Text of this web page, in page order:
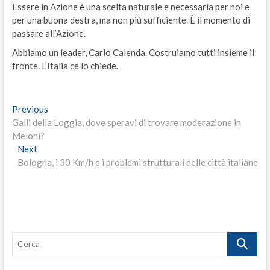
Essere in Azione è una scelta naturale e necessaria per noi e
per una buona destra, ma non più sufficiente. È il momento di
passare all’Azione.
Abbiamo un leader, Carlo Calenda. Costruiamo tutti insieme il
fronte. L’Italia ce lo chiede.
Navigazione
articoli
PreviousPrevious
post:
Galli della Loggia, dove speravi di trovare moderazione in
Meloni?
NextNext
post:
Bologna, i 30 Km/h e i problemi strutturali delle città italiane
Cerca